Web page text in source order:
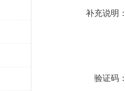
补充说明
验证码